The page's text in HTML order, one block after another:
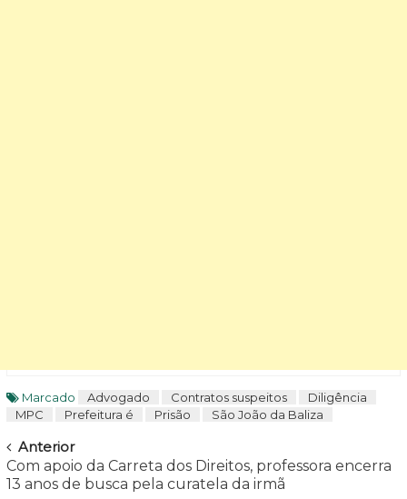
Marcado Advogado Contratos suspeitos
Diligência
MPC
Prefeitura é Prisão São João da Baliza
Navegar
Anterior
Com apoio da Carreta dos Direitos, professora encerra
13 anos de busca pela curatela da irmã